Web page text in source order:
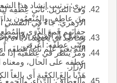
بري: ترتيب إنشاد هذا
من عاطِفٍ والمُنْعِمُون يداً،
جِفانَهم قَمعَ الذُّرَى
وثنَى عِطْفَه: أَعْرض.
وف التنزيل: ثاني عِطْفِه
الأَزهري: جاء في التفسي
يوصف به المتكبِّر،
اللّه بغير علم ثانياً عِطفَه
عطفه على الحال، ومعناه
هَدْياً بالِغَ الكعْبةِ أَي بالِغاً
وحاصِدٌ أَي يَحْصُِد الأَباءة
ومرَّ ينظُر في عِطفَيْه إذا
الإزار.